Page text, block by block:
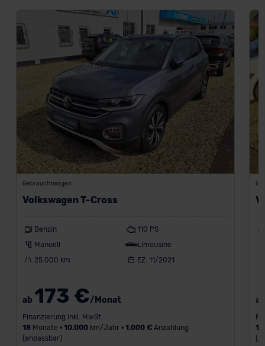
Gebrauchtwagen
Volkswagen T-Cross
Benzin
110 PS
Manuell
Limousine
25.000 km
EZ: 11/2021
ab 173 €/Monat
Finanzierung inkl. MwSt.
18Monate • 10.000km/Jahr • 1.000 €Anzahlung
(anpassbar)
18